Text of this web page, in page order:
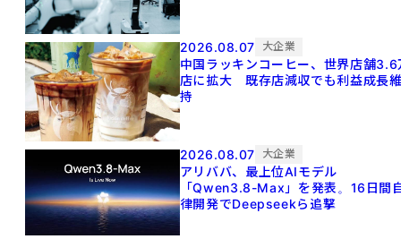
2026.08.07 大企業
中国ラッキンコーヒー、世界店舗3.6
店に拡大 既存店減収でも利益成長
持
2026.08.07 大企業
アリババ、最上位AIモデル
「Qwen3.8-Max」を発表。16日間
律開発でDeepseekら追撃